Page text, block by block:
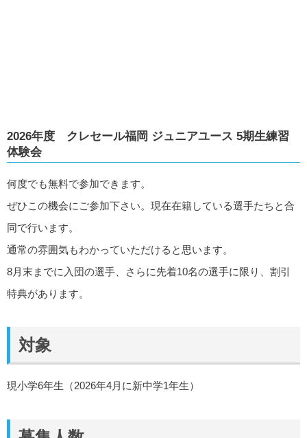
2026年度 クレセール福岡 ジュニアユース 5期生練習
体験会
何度でも無料で参加できます。
ぜひこの機会にご参加下さい。現在在籍している選手たちと合
同で行います。
通常の雰囲気もわかっていただけると思います。
8月末までに入団の選手、さらに先着10名の選手に限り、割引
特典があります。
対象
現小学6年生（2026年4月に新中学1年生）